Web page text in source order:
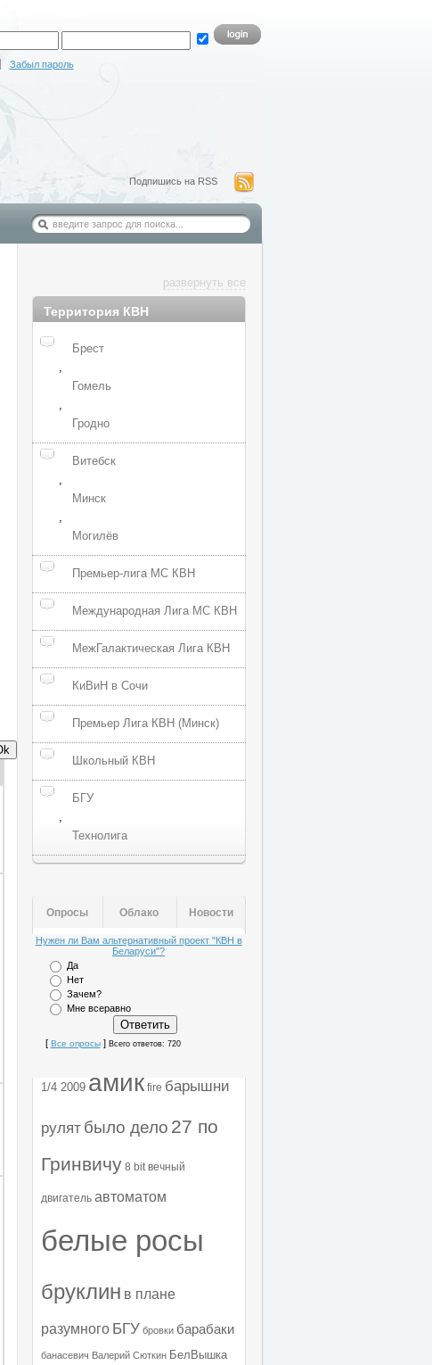
Забыл пароль
Подпишись на RSS
развернуть все
Территория КВН
Брест
,
Гомель
,
Гродно
Витебск
,
Минск
,
Могилёв
Премьер-лига МС КВН
Международная Лига МС КВН
МежГалактическая Лига КВН
КиВиН в Сочи
Премьер Лига КВН (Минск)
Школьный КВН
БГУ
,
Технолига
Опросы Облако Новости
Нужен ли Вам альтернативный проект "КВН в
Беларуси"?
Да
Нет
Зачем?
Мне всеравно
[ Все опросы] Всего ответов: 720
1/4 2009 амик fire барышни
рулят было дело 27 по
Гринвичу 8 bit вечный
двигатель автоматом
белые росы
бруклин в плане
разумного БГУ бровки барабаки
банасевич Валерий Сюткин БелВышка